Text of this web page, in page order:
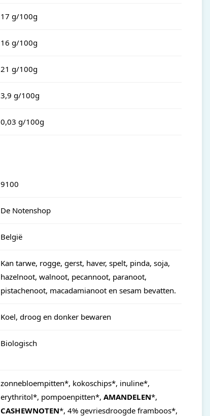
17 g/100g
16 g/100g
21 g/100g
3,9 g/100g
0,03 g/100g
9100
De Notenshop
België
Kan tarwe, rogge, gerst, haver, spelt, pinda, soja,
hazelnoot, walnoot, pecannoot, paranoot,
pistachenoot, macadamianoot en sesam bevatten.
Koel, droog en donker bewaren
Biologisch
zonnebloempitten*, kokoschips*, inuline*,
erythritol*, pompoenpitten*, AMANDELEN*,
CASHEWNOTEN*, 4% gevriesdroogde framboos*,